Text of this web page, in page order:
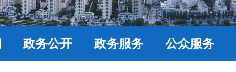
政务公开 政务服务 公众服务